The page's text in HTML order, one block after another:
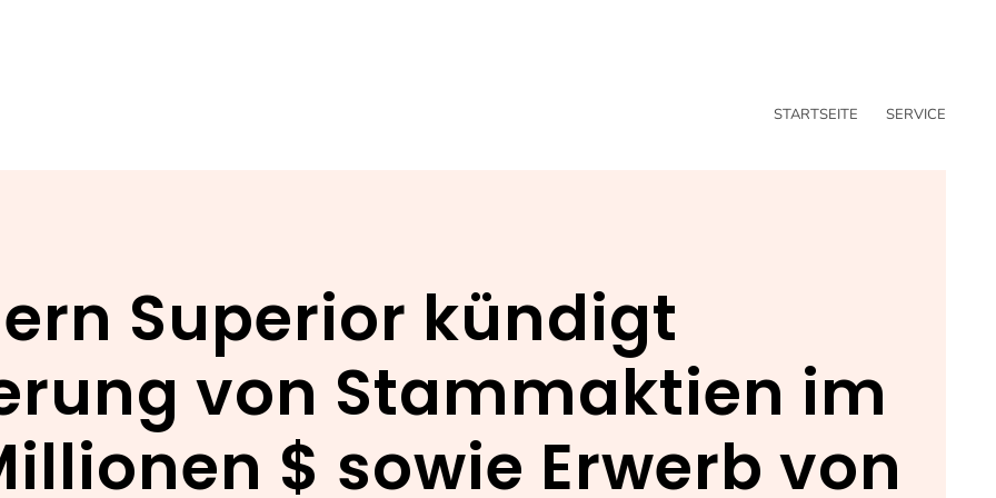
STARTSEITE SERVICE
Superior kündigt
von Stammaktien im
$ sowie Erwerb von